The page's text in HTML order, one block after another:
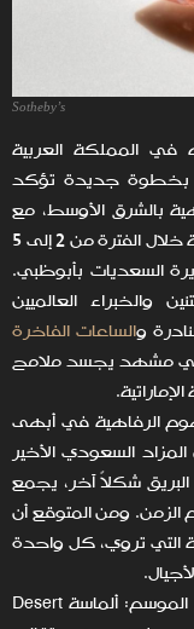
Sotheby’s
المملكة العربية
بخطوة جديدة تؤكد
بالشرق الأوسط، مع
تنظيم سلسلة من المزادات والفعاليات الرفيعة خلال الفترة من 2 إلى 5
السعديات بأبوظبي.
العالميين
والساعات الفاخرة
في مشهد يجسد ملامح
الرفاهية في أبهى
السعودي الأخير
شكلاً آخر، يجمع
الزمن. ومن المتوقع أن
تروي، كل واحدة
في مقدمة هذه الكنوز تتألق جوهرة هذا الموسم: ألماسة Desert